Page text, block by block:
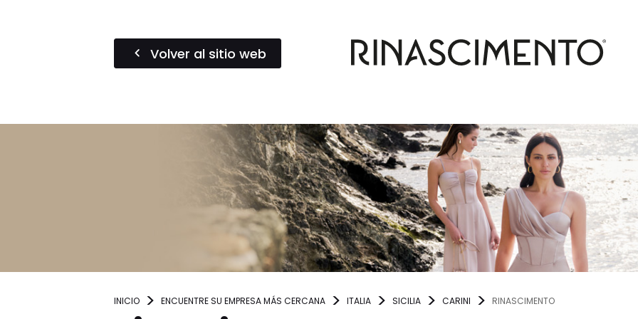
Volver al sitio web
INICIO ENCUENTRE SU EMPRESA MÁS CERCANA ITALIA SICILIA CARINI RINASCIMENTO